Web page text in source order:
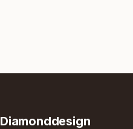
Diamonddesign